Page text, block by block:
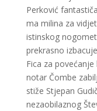
Perković
ma milina za
istinskog
prekrasno
Fica za
notar Čombe
stiže Stjepan
nezaobilaznog